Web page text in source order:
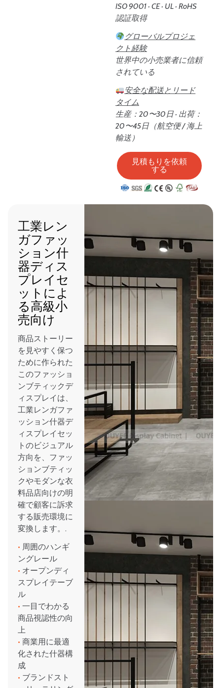
ISO 9001 · CE · UL · RoHS
認証取得
グローバルプロジェ
クト経験
世界中の小売業者に信頼
されている
安全な配送とリード
タイム
生産：20〜30日 · 出荷：
20〜45日（航空便 / 海上
輸送）
見積もりを依頼
する
工業レン
ガファッ
ション什
器ディス
プレイセ
ットによ
る高級小
売向け
商品ストーリー
を見やすく保つ
ために作られた
このファッショ
ンブティックデ
ィスプレイは、
工業レンガファ
ッション什器デ
ィスプレイセッ
トのビジュアル
方向を、ファッ
ションブティッ
クやモダンな衣
料品店向けの明
確で顧客に訴求
する販売環境に
変換します。.
• 周囲のハンギ
ングレール
• オープンディ
スプレイテーブ
ル
• 一目でわかる
商品視認性の向
上
• 商業用に最適
化された什器構
成
• ブランドスト